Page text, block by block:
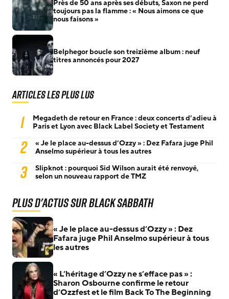
Près de 50 ans après ses débuts, Saxon ne perd
toujours pas la flamme : « Nous aimons ce que
nous faisons »
Belphegor boucle son treizième album : neuf
titres annoncés pour 2027
Articles les plus lus
1
Megadeth de retour en France : deux concerts d’adieu à
Paris et Lyon avec Black Label Society et Testament
2
« Je le place au-dessus d’Ozzy » : Dez Fafara juge Phil
Anselmo supérieur à tous les autres
3
Slipknot : pourquoi Sid Wilson aurait été renvoyé,
selon un nouveau rapport de TMZ
Plus d'actus sur Black Sabbath
« Je le place au-dessus d’Ozzy » : Dez
Fafara juge Phil Anselmo supérieur à tous
les autres
« L’héritage d’Ozzy ne s’efface pas » :
Sharon Osbourne confirme le retour
d’Ozzfest et le film Back To The Beginning